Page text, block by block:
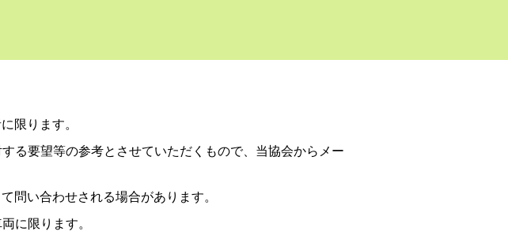
限ります。
る要望等の参考とさせていただくもので、当協会からメー
問い合わせされる場合があります。
に限ります。